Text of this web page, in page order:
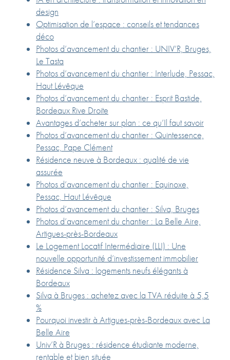
design
Optimisation de l’espace : conseils et tendances
déco
Photos d’avancement du chantier : UNIV’R, Bruges,
Le Tasta
Photos d’avancement du chantier : Interlude, Pessac,
Haut Lévêque
Photos d’avancement du chantier : Esprit Bastide,
Bordeaux Rive Droite
Avantages d’acheter sur plan : ce qu’Il faut savoir
Photos d’avancement du chantier : Quintessence,
Pessac, Pape Clément
Résidence neuve à Bordeaux : qualité de vie
assurée
Photos d’avancement du chantier : Equinoxe,
Pessac, Haut Lévêque
Photos d’avancement du chantier : Silva, Bruges
Photos d’avancement du chantier : La Belle Aire,
Artigues-près-Bordeaux
Le Logement Locatif Intermédiaire (LLI) : Une
nouvelle opportunité d’investissement immobilier
Résidence Silva : logements neufs élégants à
Bordeaux
Silva à Bruges : achetez avec la TVA réduite à 5,5
%
Pourquoi investir à Artigues-près-Bordeaux avec La
Belle Aire
Univ’R à Bruges : résidence étudiante moderne,
rentable et bien située